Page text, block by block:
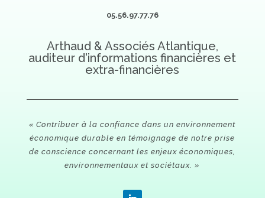
05.56.97.77.76
Arthaud & Associés Atlantique,
auditeur d'informations financières et
extra-financières
« Contribuer à la confiance dans un environnement
économique durable en témoignage de notre prise
de conscience concernant les enjeux économiques,
environnementaux et sociétaux. »